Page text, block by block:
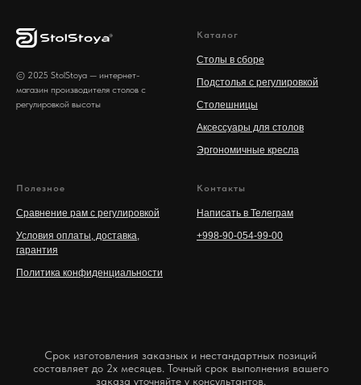
© 2025 StolStoya — интернет-
магазин производителя столов с
регулировкой высоты
Каталог
Столы в сборе
Подстолья с регулировкой
Столешницы
Аксессуары для столов
Эргономичные кресла
Полезное
Сравнение рам с регулировкой
Условия оплаты, доставка,
гарантия
Политика конфиденциальности
Контакты
Написать в Телеграм
+998-90-054-99-00
Срок изготовления заказных и нестандартных позиций
составляет до 2х месяцев. Точный срок выполнения вашего
заказа уточняйте у консультантов.